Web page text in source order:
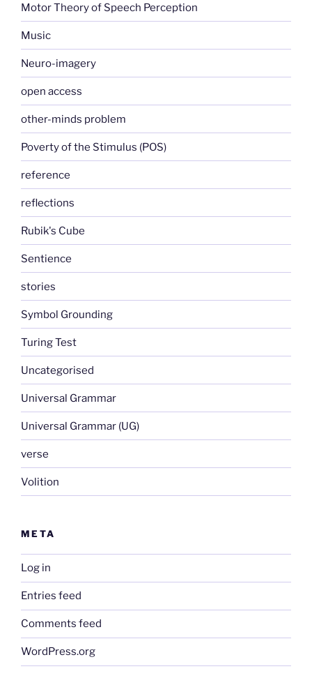
Motor Theory of Speech Perception
Music
Neuro-imagery
open access
other-minds problem
Poverty of the Stimulus (POS)
reference
reflections
Rubik's Cube
Sentience
stories
Symbol Grounding
Turing Test
Uncategorised
Universal Grammar
Universal Grammar (UG)
verse
Volition
META
Log in
Entries feed
Comments feed
WordPress.org